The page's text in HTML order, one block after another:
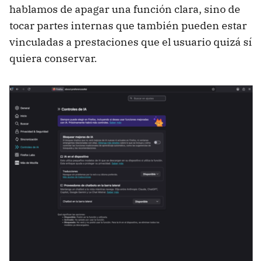
hablamos de apagar una función clara, sino de
tocar partes internas que también pueden estar
vinculadas a prestaciones que el usuario quizá sí
quiera conservar.